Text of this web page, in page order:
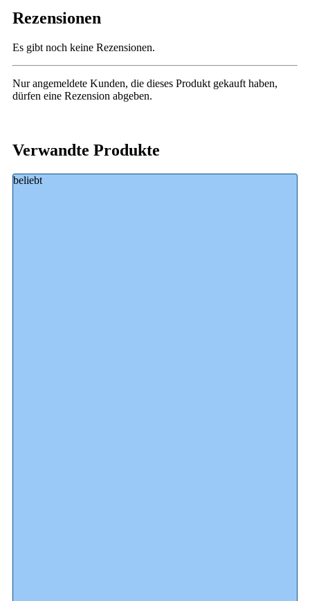
Rezensionen
Es gibt noch keine Rezensionen.
Nur angemeldete Kunden, die dieses Produkt gekauft haben,
dürfen eine Rezension abgeben.
Verwandte Produkte
beliebt